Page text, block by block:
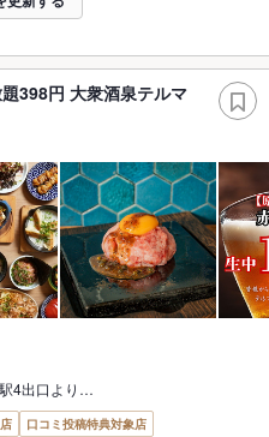
398円 大衆酒泉テルマ
4出口より…
口コミ投稿特典対象店